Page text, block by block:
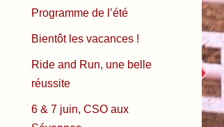
Programme de l’été
Bientôt les vacances !
Ride and Run, une belle
réussite
6 & 7 juin, CSO aux